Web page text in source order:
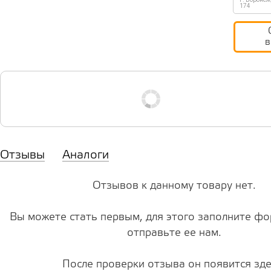
174
Отзывы Аналоги
Отзывов к данному товару нет.
Вы можете стать первым, для этого заполните
отправьте ее нам.
После проверки отзыва он появится